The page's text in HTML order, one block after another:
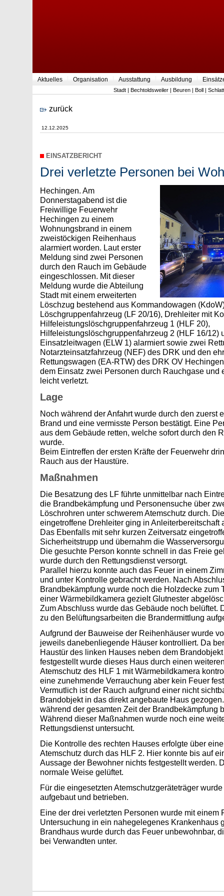
Aktuelles Organisation Ausstattung Ausbildung
Stadt | Bechtoldsweiler | Beuren | Boll | Schlatt
zurück
12.12.2025
EINSATZBERICHT
Drei verletzte Personen bei
Hechingen. Am
Donnerstagabend ist die
Freiwillige Feuerwehr
Hechingen zu einem
Wohnungsbrand in einem
zweistöckigen Reihenhaus
alarmiert worden. Laut erster
Meldung sind zwei Personen
durch den Rauch im Gebäude
eingeschlossen. Mit dieser
Meldung wurde die Abteilung
Stadt mit einem erweiterten
Löschzug bestehend aus Kommandowagen
Löschgruppenfahrzeug (LF 20/16), Drehleiter mit
Hilfeleistungslöschgruppenfahrzeug 1 (HLF 20),
Hilfeleistungslöschgruppenfahrzeug 2 (HLF 16/12)
Einsatzleitwagen (ELW 1) alarmiert sowie zwei
Notarzteinsatzfahrzeug (NEF) des DRK und den
Rettungswagen (EA-RTW) des DRK OV
dem Einsatz zwei Personen durch Rauchgase und
leicht verletzt.
Lage
Noch während der Anfahrt wurde durch den zuerst
Brand und eine vermisste Person bestätigt. Eine
aus dem Gebäude retten, welche sofort durch den
wurde.
Beim Eintreffen der ersten Kräfte der Feuerwehr
Rauch aus der Haustüre.
Maßnahmen
Die Besatzung des LF führte unmittelbar nach
die Brandbekämpfung und Personensuche über
Löschrohren unter schwerem Atemschutz durch.
eingetroffene Drehleiter ging in Anleiterbereitschaft
Das Ebenfalls mit sehr kurzen Zeitversatz
Sicherheitstrupp und übernahm die
Die gesuchte Person konnte schnell in das Freie
wurde durch den Rettungsdienst versorgt.
Parallel hierzu konnte auch das Feuer in einem
und unter Kontrolle gebracht werden. Nach
Brandbekämpfung wurde noch die Holzdecke zum
einer Wärmebildkamera gezielt Glutnester
Zum Abschluss wurde das Gebäude noch belüftet.
zu den Belüftungsarbeiten die Brandermittlung
Aufgrund der Bauweise der Reihenhäuser wurde
jeweils danebenliegende Häuser kontrolliert. Da
Haustür des linken Hauses neben dem
festgestellt wurde dieses Haus durch einen
Atemschutz des HLF 1 mit Wärmebildkamera
eine zunehmende Verrauchung aber kein Feuer
Vermutlich ist der Rauch aufgrund einer nicht
Brandobjekt in das direkt angebaute Haus
während der gesamten Zeit der Brandbekämpfung
Während dieser Maßnahmen wurde noch eine
Rettungsdienst untersucht.
Die Kontrolle des rechten Hauses erfolgte über
Atemschutz durch das HLF 2. Hier konnte bis auf
Aussage der Bewohner nichts festgestellt werden.
normale Weise gelüftet.
Für die eingesetzten Atemschutzgeräteträger
aufgebaut und betrieben.
Eine der drei verletzten Personen wurde mit einem
Untersuchung in ein nahegelegenes Krankenhaus
Brandhaus wurde durch das Feuer unbewohnbar,
bei Verwandten unter.